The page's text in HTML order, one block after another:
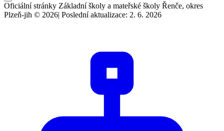
Oficiální stránky Základní školy a mateřské školy Řenče, okres
Plzeň-jih © 2026| Poslední aktualizace: 2. 6. 2026